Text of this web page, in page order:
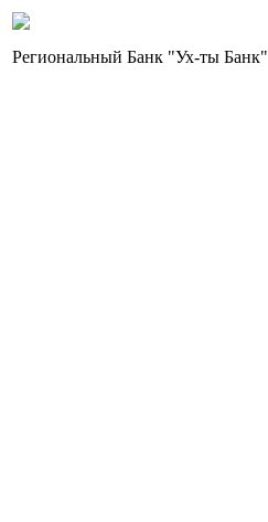
Региональный Банк "Ух-ты Банк"